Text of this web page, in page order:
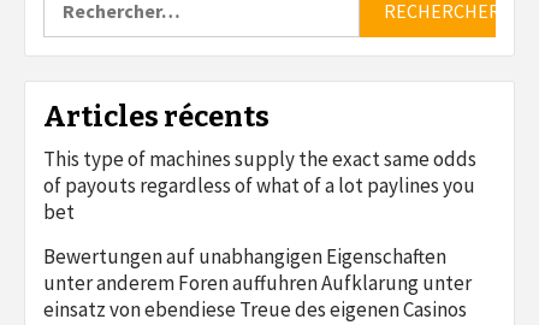
Articles récents
This type of machines supply the exact same odds
of payouts regardless of what of a lot paylines you
bet
Bewertungen auf unabhangigen Eigenschaften
unter anderem Foren auffuhren Aufklarung unter
einsatz von ebendiese Treue des eigenen Casinos